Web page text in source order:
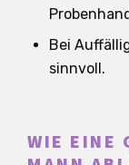
Bei
sinnvoll.
WIE EINE